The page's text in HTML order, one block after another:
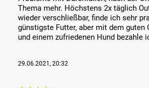
Thema mehr. Höchstens 2x täglich
wieder verschließbar, finde ich sehr
günstigste Futter, aber mit dem guten
und einem zufriedenen Hund bezahle
29.06.2021, 20:32